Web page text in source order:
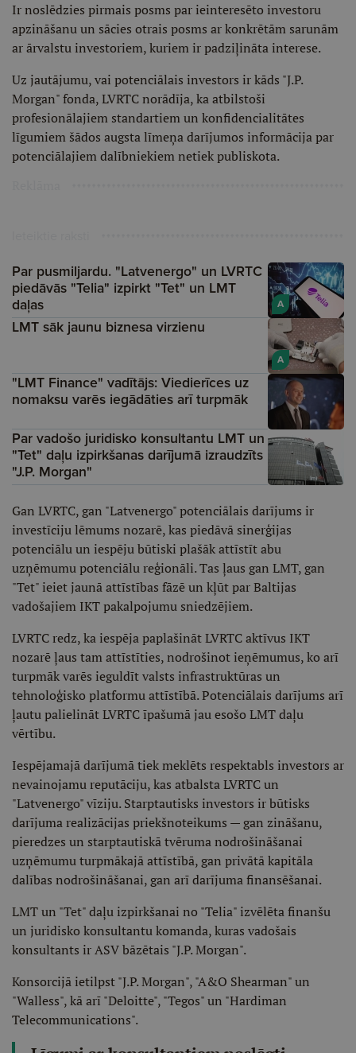
Ir noslēdzies pirmais posms par ieinteresēto investoru
apzināšanu un sācies otrais posms ar konkrētām sarunām
ar ārvalstu investoriem, kuriem ir padziļināta interese.
Uz jautājumu, vai potenciālais investors ir kāds "J.P.
Morgan" fonda, LVRTC norādīja, ka atbilstoši
profesionālajiem standartiem un konfidencialitātes
līgumiem šādos augsta līmeņa darījumos informācija par
potenciālajiem dalībniekiem netiek publiskota.
A
Par pusmiljardu. "Latvenergo" un LVRTC
piedāvās "Telia" izpirkt "Tet" un LMT
daļas
A
LMT sāk jaunu biznesa virzienu
"LMT Finance" vadītājs: Viedierīces uz
nomaksu varēs iegādāties arī turpmāk
Par vadošo juridisko konsultantu LMT un
"Tet" daļu izpirkšanas darījumā izraudzīts
"J.P. Morgan"
Gan LVRTC, gan "Latvenergo" potenciālais darījums ir
investīciju lēmums nozarē, kas piedāvā sinerģijas
potenciālu un iespēju būtiski plašāk attīstīt abu
uzņēmumu potenciālu reģionāli. Tas ļaus gan LMT, gan
"Tet" ieiet jaunā attīstības fāzē un kļūt par Baltijas
vadošajiem IKT pakalpojumu sniedzējiem.
LVRTC redz, ka iespēja paplašināt LVRTC aktīvus IKT
nozarē ļaus tam attīstīties, nodrošinot ieņēmumus, ko arī
turpmāk varēs ieguldīt valsts infrastruktūras un
tehnoloģisko platformu attīstībā. Potenciālais darījums arī
ļautu palielināt LVRTC īpašumā jau esošo LMT daļu
vērtību.
Iespējamajā darījumā tiek meklēts respektabls investors ar
nevainojamu reputāciju, kas atbalsta LVRTC un
"Latvenergo" vīziju. Starptautisks investors ir būtisks
darījuma realizācijas priekšnoteikums — gan zināšanu,
pieredzes un starptautiskā tvēruma nodrošināšanai
uzņēmumu turpmākajā attīstībā, gan privātā kapitāla
dalības nodrošināšanai, gan arī darījuma finansēšanai.
LMT un "Tet" daļu izpirkšanai no "Telia" izvēlēta finanšu
un juridisko konsultantu komanda, kuras vadošais
konsultants ir ASV bāzētais "J.P. Morgan".
Konsorcijā ietilpst "J.P. Morgan", "A&O Shearman" un
"Walless", kā arī "Deloitte", "Tegos" un "Hardiman
Telecommunications".